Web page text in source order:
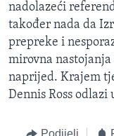
nadolazeći
također nada da
prepreke i
mirovna
naprijed. Krajem
Dennis Ross